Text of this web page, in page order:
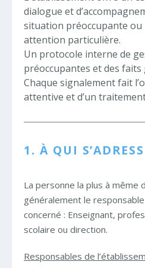
dialogue et
situation préoccupante ou
attention particulière.
Un protocole interne de
préoccupantes et des faits
Chaque signalement fait
attentive et d’un
1. À QUI
La personne la plus à
généralement le
concerné : Enseignant,
scolaire ou direction.
Responsables de